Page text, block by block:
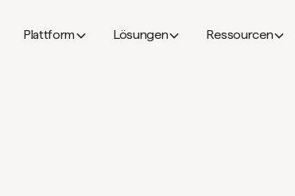
Plattform Lösungen Ressourcen